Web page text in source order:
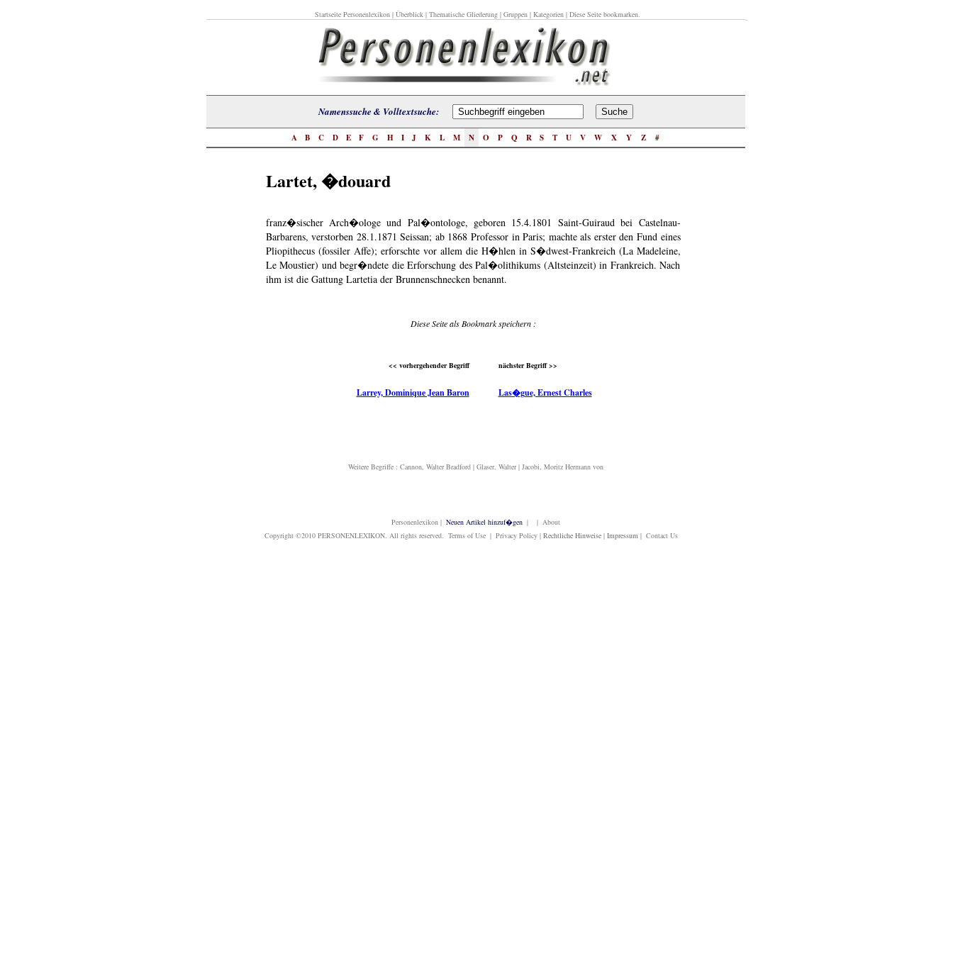
Startseite Personenlexikon| Überblick| Thematische Gliederung| Gruppen| Kategorien| Diese Seite bookmarken.
Namenssuche & Volltextsuche:
A B C D E F G H I J K L M N O P Q R S T U V W X Y Z #
Lartet, �douard
franz�sischer Arch�ologe und Pal�ontologe, geboren 15.4.1801 Saint-Guiraud bei Castelnau-
Barbarens, verstorben 28.1.1871 Seissan; ab 1868 Professor in Paris; machte als erster den Fund eines
Pliopithecus (fossiler Affe); erforschte vor allem die H�hlen in S�dwest-Frankreich (La Madeleine,
Le Moustier) und begr�ndete die Erforschung des Pal�olithikums (Altsteinzeit) in Frankreich. Nach
ihm ist die Gattung Lartetia der Brunnenschnecken benannt.
Diese Seite als Bookmark speichern :
<< vorhergehender Begriff nächster Begriff >>
Larrey, Dominique Jean Baron Las�gue, Ernest Charles
Weitere Begriffe : Cannon, Walter Bradford| Glaser, Walter| Jacobi, Moritz Hermann von
Personenlexikon| Neuen Artikel hinzuf�gen | | About
Copyright ©2010 PERSONENLEXIKON. All rights reserved. Terms of Use | Privacy Policy | Rechtliche Hinweise | Impressum | Contact Us